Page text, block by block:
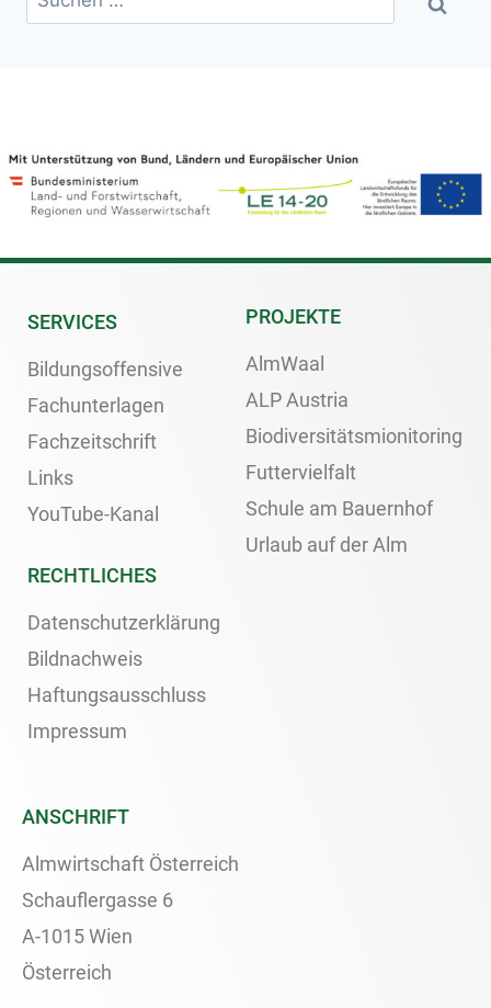
SERVICES
Bildungsoffensive
Fachunterlagen
Fachzeitschrift
Links
YouTube-Kanal
PROJEKTE
AlmWaal
ALP Austria
Biodiversitätsmionitoring
Futtervielfalt
Schule am Bauernhof
Urlaub auf der Alm
RECHTLICHES
Datenschutzerklärung
Bildnachweis
Haftungsausschluss
Impressum
ANSCHRIFT
Almwirtschaft Österreich
Schauflergasse 6
A-1015 Wien
Österreich